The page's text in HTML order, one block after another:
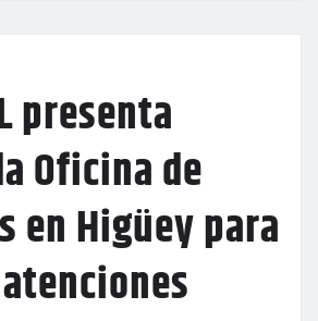
presenta
Oficina de
en Higüey para